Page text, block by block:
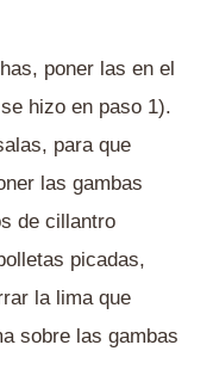
poner las en el
hizo en paso 1).
para que
las gambas
de cillantro
picadas,
la lima que
sobre las gambas